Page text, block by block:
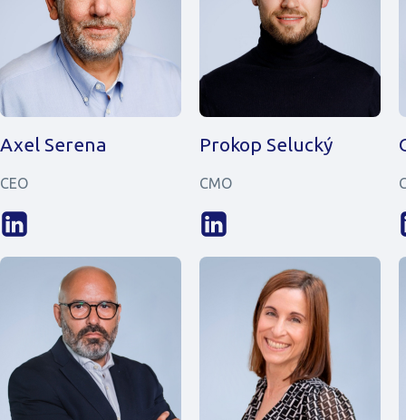
Axel Serena
CEO
Prokop Selucký
CMO